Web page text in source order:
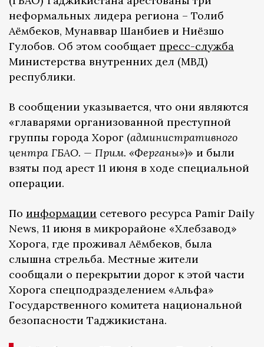
неформальных лидера региона – Толиб
Аёмбеков, Мунаввар Шанбиев и Ниёзшо
Гулобов. Об этом сообщает пресс-служба
Министерства внутренних дел (МВД)
республики.
В сообщении указывается, что они являются
«главарями организованной преступной
группы города Хорог (административного
центра ГБАО. — Прим. «Ферганы»)» и были
взяты под арест 11 июня в ходе специальной
операции.
По информации сетевого ресурса Pamir Daily
News, 11 июня в микрорайоне «Хлебзавод»
Хорога, где проживал Аёмбеков, была
слышна стрельба. Местные жители
сообщали о перекрытии дорог к этой части
Хорога спецподразделением «Альфа»
Государственного комитета национальной
безопасности Таджикистана.